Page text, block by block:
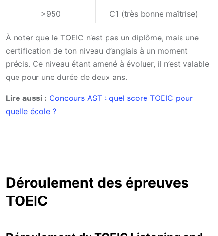
>950
C1 (très bonne maîtrise)
À noter que le TOEIC n’est pas un diplôme, mais une
certification de ton niveau d’anglais à un moment
précis. Ce niveau étant amené à évoluer, il n’est valable
que pour une durée de deux ans.
Lire aussi : Concours AST : quel score TOEIC pour
quelle école ?
Déroulement des épreuves
TOEIC